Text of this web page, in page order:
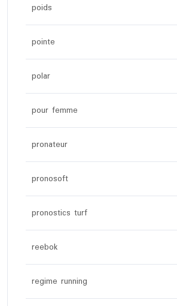
poids
pointe
polar
pour femme
pronateur
pronosoft
pronostics turf
reebok
regime running